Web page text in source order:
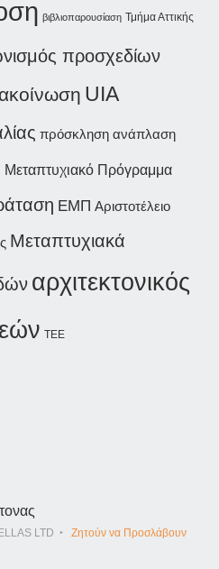
βιβλιοπαρουσίαση Τμήμα Αττικής
προσχεδίων
UIA
πρόσκληση ανάπλαση
Μεταπτυχιακό Πρόγραμμα
ΕΜΠ Αριστοτέλειο
Μεταπτυχιακά
αρχιτεκτονικός
ΤΕΕ
LTD Ζητούν να Προσλάβουν